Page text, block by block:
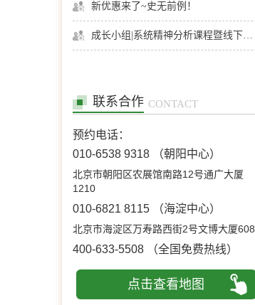
新优惠来了~史无前例！
成长小组|系统精神分析课程暨线下团体成长小组招募
联系合作 CONTACT
预约电话：
010-6538 9318
（朝阳中心）
北京市朝阳区农展馆南路12号通广大厦
1210
010-6821 8115 （海淀中心）
北京市海淀区万寿路西街2号文博大厦608
400-633-5508 （全国免费热线）
点击查看地图